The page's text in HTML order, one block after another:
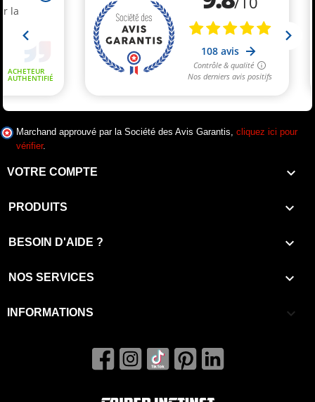
Marchand approuvé par la Société des Avis Garantis, cliquez ici pour
vérifier.
VOTRE COMPTE 
PRODUITS 
BESOIN D'AIDE ? 
NOS SERVICES 
INFORMATIONS keyboard_arrow_down